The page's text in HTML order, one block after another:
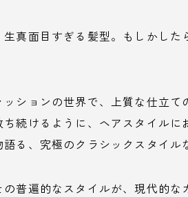
生真面目すぎる髪型。もしかし
ッションの世界で、上質な仕立
続けるように、ヘアスタイル
る、究極のクラシックスタイル
の普遍的なスタイルが、現代的